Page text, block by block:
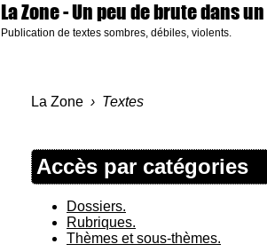
La Zone- Un peu de brute dans
Publication de textes sombres, débiles, violents.
La Zone Textes
Accès par catégories
Dossiers.
Rubriques.
Thèmes et sous-thèmes.